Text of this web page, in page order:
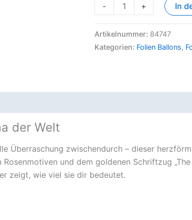
- + In
Artikelnummer: 84747
Kategorien: Folien Ballons,
der Welt
Überraschung zwischendurch – dieser
und dem goldenen Schriftzug
zeigt, wie viel sie dir bedeutet.